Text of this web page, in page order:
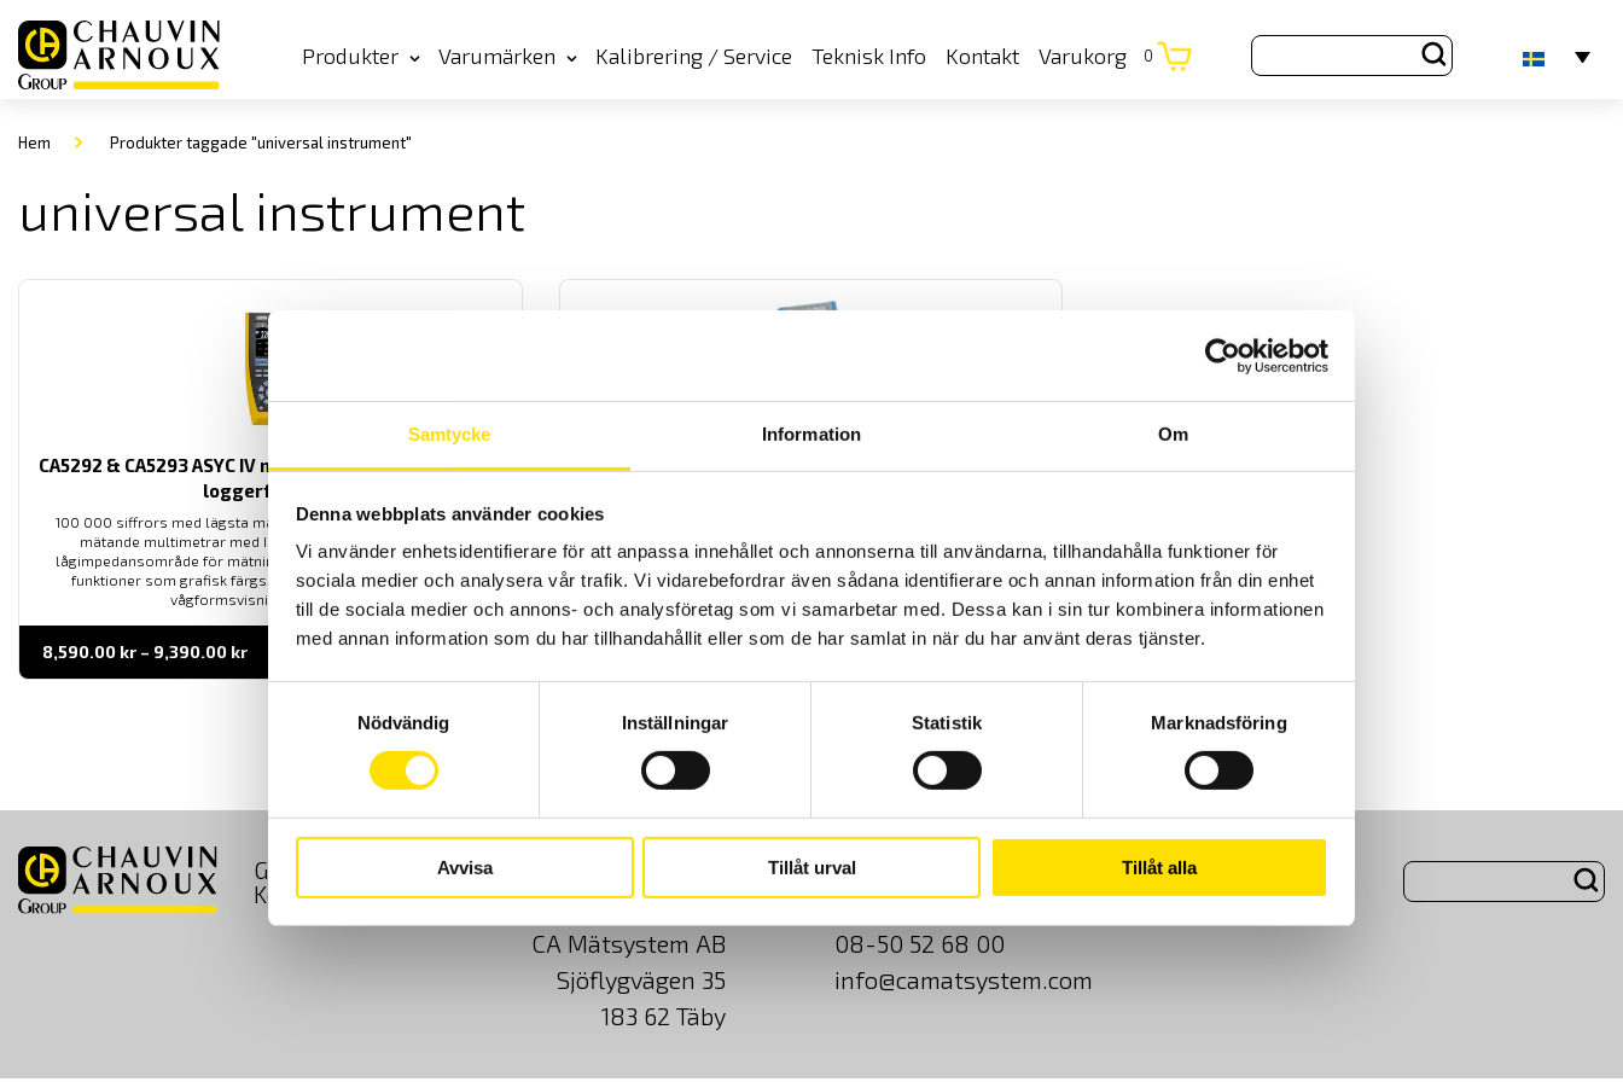
Samtycke Information Om
Denna webbplats använder cookies
Vi använder enhetsidentifierare för att anpassa innehållet och annonserna till användarna, tillhandahålla funktioner för
sociala medier och analysera vår trafik. Vi vidarebefordrar även sådana identifierare och annan information från din enhet
till de sociala medier och annons- och analysföretag som vi samarbetar med. Dessa kan i sin tur kombinera informationen
med annan information som du har tillhandahållit eller som de har samlat in när du har använt deras tjänster.
Nödvändig
Inställningar Statistik Marknadsföring
Avvisa Tillåt urval Tillåt alla
Produkter Varumärken Kalibrering / Service Teknisk Info Kontakt Varukorg 0
Hem Produkter taggade "universal instrument"
universal instrument
CA5292 & CA5293 ASYC IV med grafisk färgskärm och
loggerfunktion
100 000 siffrors med lägsta mätosäkerhet riktiga AC+DC TRMS
mätande multimetrar med IP67 vattentät klassning. Med
lågimpedansområde för mätning av spänning. Dessutom extra
funktioner som grafisk färgskärm med loggerfunktion och
vågformsvisning av signalen.
8,590.00 kr – 9,390.00 krPrisintervall:
till
LÄS MER
MTX3290 & MTX3291 ASYC IV med dubbeldisplay
multimeterserie med dubbeldisplay och lägsta mätosäkerhet. Med
4,295.00kr–5,995.00kr Prisintervall:
till
LÄS MER
GDPR Köpvillkor Klagomål
Om Oss
Kontakt
CA Mätsystem AB
Sjöflygvägen 35
183 62 Täby
08-50 52 68 00
info@camatsystem.com